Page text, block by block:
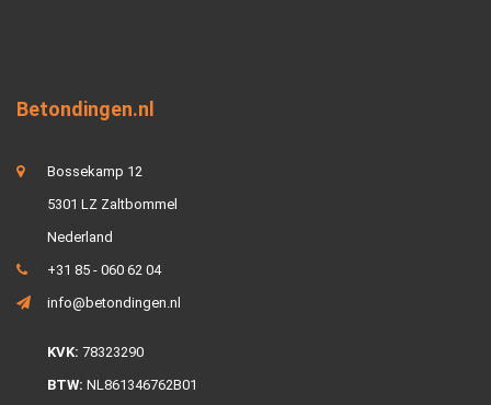
Betondingen.nl
Bossekamp 12
5301 LZ Zaltbommel
Nederland
+31 85 - 060 62 04
info@betondingen.nl
KVK: 78323290
BTW: NL861346762B01